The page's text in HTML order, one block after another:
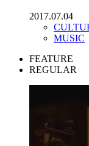
2017.07.04
MUSIC
FEATURE
REGULAR